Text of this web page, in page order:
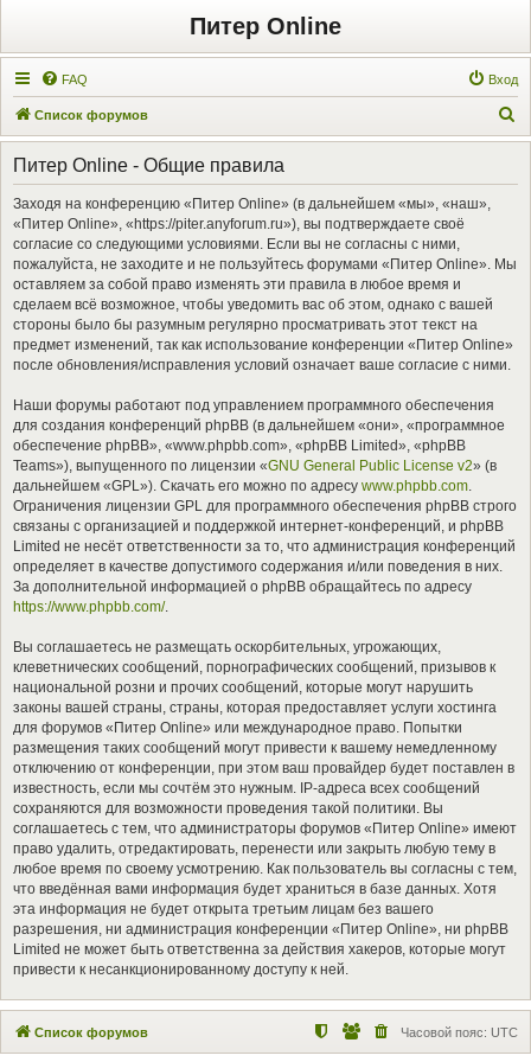
Питер Online
FAQ Вход
Список форумов
о
Питер Online - Общие правила
Заходя на конференцию «Питер Online» (в дальнейшем «мы», «наш»,
«Питер Online», «https://piter.anyforum.ru»), вы подтверждаете своё
согласие со следующими условиями. Если вы не согласны с ними,
пожалуйста, не заходите и не пользуйтесь форумами «Питер Online». Мы
оставляем за собой право изменять эти правила в любое время и
сделаем всё возможное, чтобы уведомить вас об этом, однако с вашей
стороны было бы разумным регулярно просматривать этот текст на
предмет изменений, так как использование конференции «Питер Online»
после обновления/исправления условий означает ваше согласие с ними.
Наши форумы работают под управлением программного обеспечения
для создания конференций phpBB (в дальнейшем «они», «программное
обеспечение phpBB», «www.phpbb.com», «phpBB Limited», «phpBB
Teams»), выпущенного по лицензии «GNU General Public License v2» (в
дальнейшем «GPL»). Скачать его можно по адресу www.phpbb.com.
Ограничения лицензии GPL для программного обеспечения phpBB строго
связаны с организацией и поддержкой интернет-конференций, и phpBB
Limited не несёт ответственности за то, что администрация конференций
определяет в качестве допустимого содержания и/или поведения в них.
За дополнительной информацией о phpBB обращайтесь по адресу
https://www.phpbb.com/.
Вы соглашаетесь не размещать оскорбительных, угрожающих,
клеветнических сообщений, порнографических сообщений, призывов к
национальной розни и прочих сообщений, которые могут нарушить
законы вашей страны, страны, которая предоставляет услуги хостинга
для форумов «Питер Online» или международное право. Попытки
размещения таких сообщений могут привести к вашему немедленному
отключению от конференции, при этом ваш провайдер будет поставлен в
известность, если мы сочтём это нужным. IP-адреса всех сообщений
сохраняются для возможности проведения такой политики. Вы
соглашаетесь с тем, что администраторы форумов «Питер Online» имеют
право удалить, отредактировать, перенести или закрыть любую тему в
любое время по своему усмотрению. Как пользователь вы согласны с тем,
что введённая вами информация будет храниться в базе данных. Хотя
эта информация не будет открыта третьим лицам без вашего
разрешения, ни администрация конференции «Питер Online», ни phpBB
Limited не может быть ответственна за действия хакеров, которые могут
привести к несанкционированному доступу к ней.
Список форумов Часовой пояс: UTC